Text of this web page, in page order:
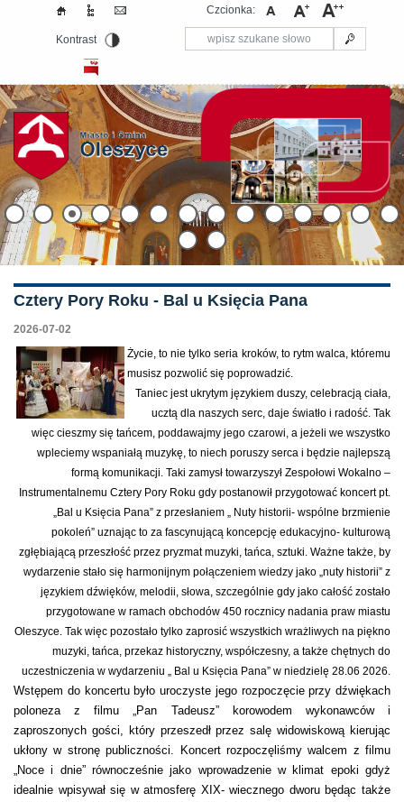
Czcionka:
Kontrast
Cztery Pory Roku - Bal u Księcia Pana
2026-07-02
Życie, to nie tylko seria kroków, to rytm walca, któremu
musisz pozwolić się poprowadzić.
Taniec jest ukrytym językiem duszy, celebracją ciała,
ucztą dla naszych serc, daje światło i radość. Tak
więc cieszmy się tańcem, poddawajmy jego czarowi, a jeżeli we wszystko
wpleciemy wspaniałą muzykę, to niech poruszy serca i będzie najlepszą
formą komunikacji. Taki zamysł towarzyszył Zespołowi Wokalno –
Instrumentalnemu Cztery Pory Roku gdy postanowił przygotować koncert pt.
„Bal u Księcia Pana” z przesłaniem „ Nuty historii- wspólne brzmienie
pokoleń” uznając to za fascynującą koncepcję edukacyjno- kulturową
zgłębiającą przeszłość przez pryzmat muzyki, tańca, sztuki. Ważne także, by
wydarzenie stało się harmonijnym połączeniem wiedzy jako „nuty historii” z
językiem dźwięków, melodii, słowa, szczególnie gdy jako całość zostało
przygotowane w ramach obchodów 450 rocznicy nadania praw miastu
Oleszyce. Tak więc pozostało tylko zaprosić wszystkich wrażliwych na piękno
muzyki, tańca, przekaz historyczny, współczesny, a także chętnych do
uczestniczenia w wydarzeniu „ Bal u Księcia Pana” w niedzielę 28.06 2026.
Wstępem do koncertu było uroczyste jego rozpoczęcie przy dźwiękach
poloneza z filmu „Pan Tadeusz” korowodem wykonawców i
zaproszonych gości, który przeszedł przez salę widowiskową kierując
ukłony w stronę publiczności. Koncert rozpoczęliśmy walcem z filmu
„Noce i dnie” równocześnie jako wprowadzenie w klimat epoki gdyż
idealnie wpisywał się w atmosferę XIX- wiecznego dworu będąc także